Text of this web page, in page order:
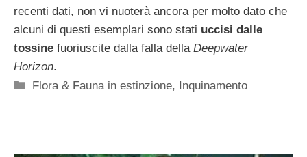
recenti dati, non vi nuoterà ancora per molto dato che
alcuni di questi esemplari sono stati uccisi dalle
tossine fuoriuscite dalla falla della Deepwater
Horizon.
Categorie
Flora & Fauna in estinzione, Inquinamento